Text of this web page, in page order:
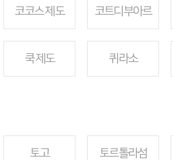
코코스 제도 코트디부아르
쿡 제도 퀴라소
토고 토르톨라섬